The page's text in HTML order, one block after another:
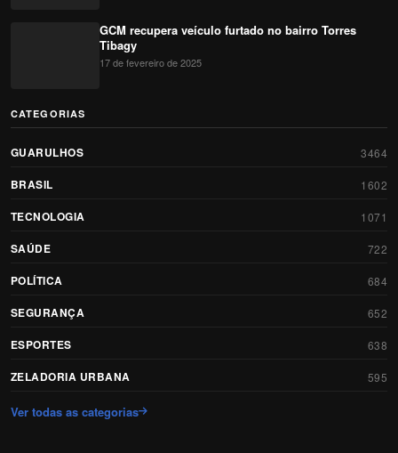
GCM recupera veículo furtado no bairro Torres
Tibagy
17 de fevereiro de 2025
CATEGORIAS
GUARULHOS 3464
BRASIL 1602
TECNOLOGIA 1071
SAÚDE 722
POLÍTICA 684
SEGURANÇA 652
ESPORTES 638
ZELADORIA URBANA 595
Ver todas as categorias